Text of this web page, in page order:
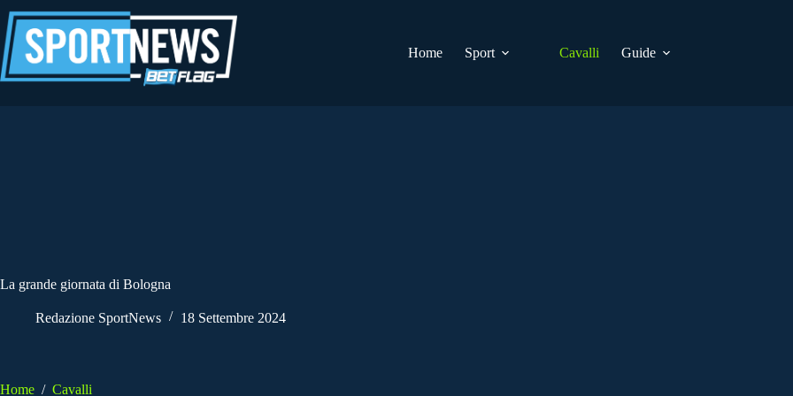
al
contenuto
Home
Sport Cavalli Guide
La grande giornata di Bologna
Redazione SportNews 18 Settembre 2024
Home / Cavalli